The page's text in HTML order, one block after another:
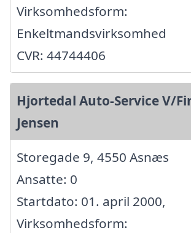
Virksomhedsform:
Enkeltmandsvirksomhed
CVR: 44744406
Hjortedal Auto-Service V/
Jensen
Storegade 9, 4550 Asnæs
Ansatte: 0
Startdato: 01. april 2000,
Virksomhedsform: